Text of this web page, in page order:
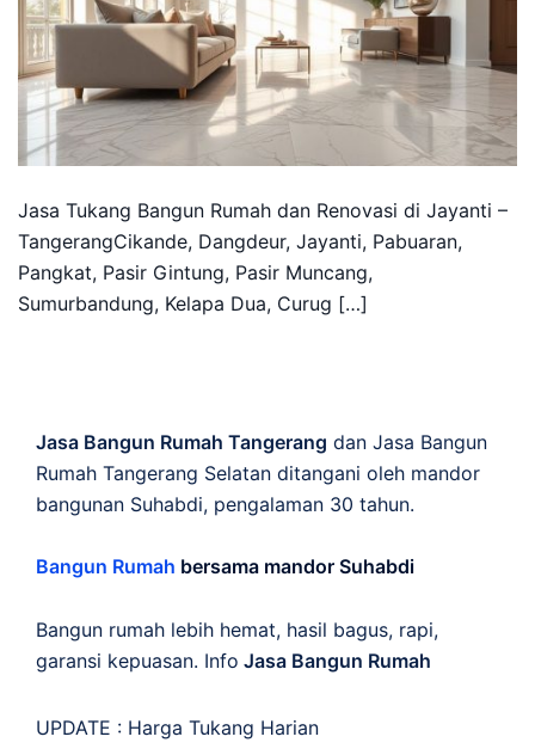
Jasa Tukang Bangun Rumah dan Renovasi di Jayanti –
TangerangCikande, Dangdeur, Jayanti, Pabuaran,
Pangkat, Pasir Gintung, Pasir Muncang,
Sumurbandung, Kelapa Dua, Curug […]
Jasa Bangun Rumah Tangerang dan Jasa Bangun
Rumah Tangerang Selatan ditangani oleh mandor
bangunan Suhabdi, pengalaman 30 tahun.
Bangun Rumah bersama mandor Suhabdi
Bangun rumah lebih hemat, hasil bagus, rapi,
garansi kepuasan. Info Jasa Bangun Rumah
UPDATE : Harga Tukang Harian